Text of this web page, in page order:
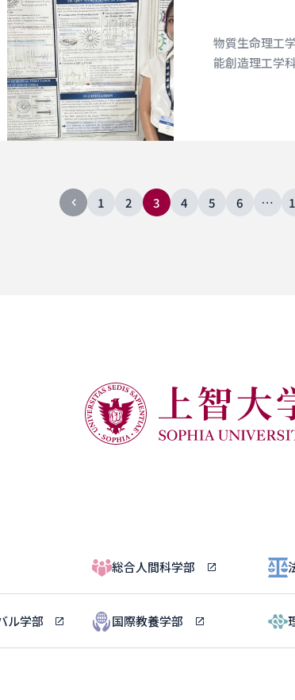
物質生命理工
能創造理工学
1 2 3 4 5 6 …
総合人間科学部
ル学部 国際教養学部